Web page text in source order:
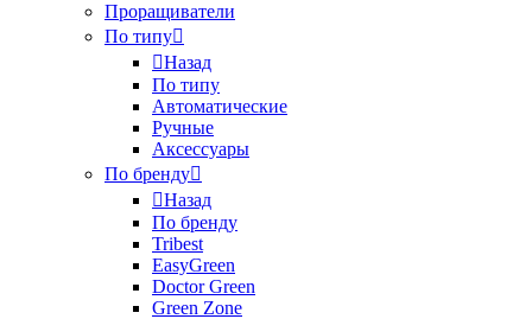
Проращиватели
По типу
Назад
По типу
Автоматические
Ручные
Аксессуары
По бренду
Назад
По бренду
Tribest
EasyGreen
Doctor Green
Green Zone